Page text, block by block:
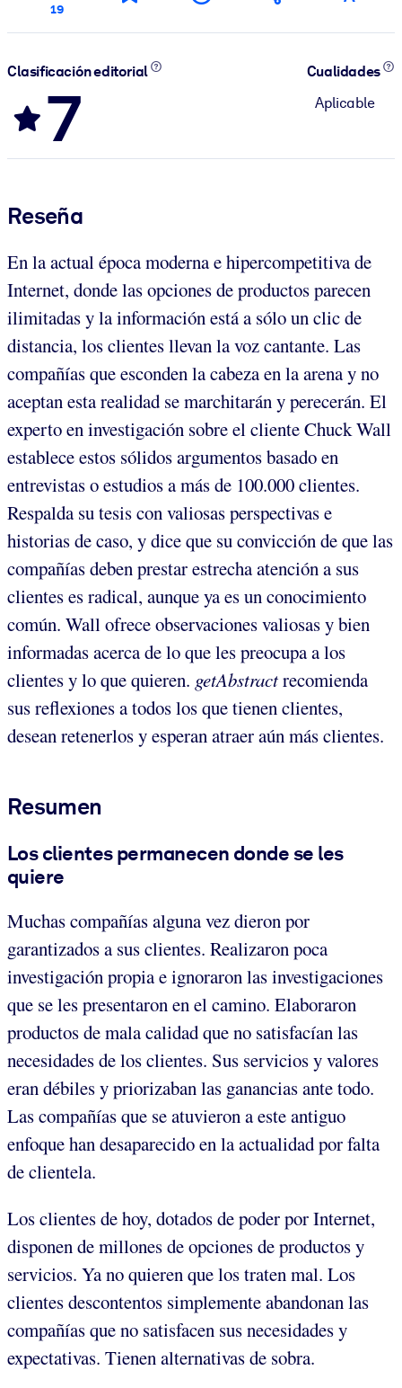
19
Clasificación editorial
7
Cualidades
Aplicable
Reseña
En la actual época moderna e hipercompetitiva de
Internet, donde las opciones de productos parecen
ilimitadas y la información está a sólo un clic de
distancia, los clientes llevan la voz cantante. Las
compañías que esconden la cabeza en la arena y no
aceptan esta realidad se marchitarán y perecerán. El
experto en investigación sobre el cliente Chuck Wall
establece estos sólidos argumentos basado en
entrevistas o estudios a más de 100.000 clientes.
Respalda su tesis con valiosas perspectivas e
historias de caso, y dice que su convicción de que las
compañías deben prestar estrecha atención a sus
clientes es radical, aunque ya es un conocimiento
común. Wall ofrece observaciones valiosas y bien
informadas acerca de lo que les preocupa a los
clientes y lo que quieren. getAbstractrecomienda
sus reflexiones a todos los que tienen clientes,
desean retenerlos y esperan atraer aún más clientes.
Resumen
Los clientes permanecen donde se les
quiere
Muchas compañías alguna vez dieron por
garantizados a sus clientes. Realizaron poca
investigación propia e ignoraron las investigaciones
que se les presentaron en el camino. Elaboraron
productos de mala calidad que no satisfacían las
necesidades de los clientes. Sus servicios y valores
eran débiles y priorizaban las ganancias ante todo.
Las compañías que se atuvieron a este antiguo
enfoque han desaparecido en la actualidad por falta
de clientela.
Los clientes de hoy, dotados de poder por Internet,
disponen de millones de opciones de productos y
servicios. Ya no quieren que los traten mal. Los
clientes descontentos simplemente abandonan las
compañías que no satisfacen sus necesidades y
expectativas. Tienen alternativas de sobra.